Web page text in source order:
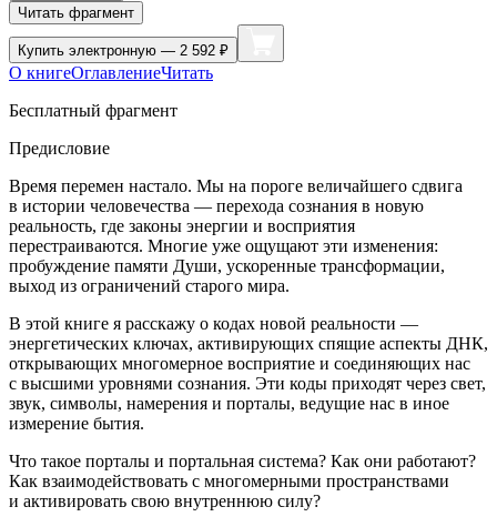
Читать фрагмент
Купить электронную — 2 592 ₽
О книгеОглавлениеЧитать
Бесплатный фрагмент
Предисловие
Время перемен настало. Мы на пороге величайшего сдвига
в истории человечества — перехода сознания в новую
реальность, где законы энергии и восприятия
перестраиваются. Многие уже ощущают эти изменения:
пробуждение памяти Души, ускоренные трансформации,
выход из ограничений старого мира.
В этой книге я расскажу о кодах новой реальности —
энергетических ключах, активирующих спящие аспекты ДНК,
открывающих многомерное восприятие и соединяющих нас
с высшими уровнями сознания. Эти коды приходят через свет,
звук, символы, намерения и порталы, ведущие нас в иное
измерение бытия.
Что такое порталы и портальная система? Как они работают?
Как взаимодействовать с многомерными пространствами
и активировать свою внутреннюю силу?